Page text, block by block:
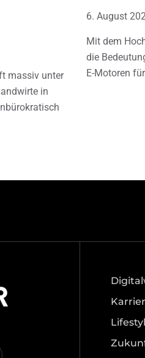
massiv unter
in
6. August
Mit dem
die
E-Motoren